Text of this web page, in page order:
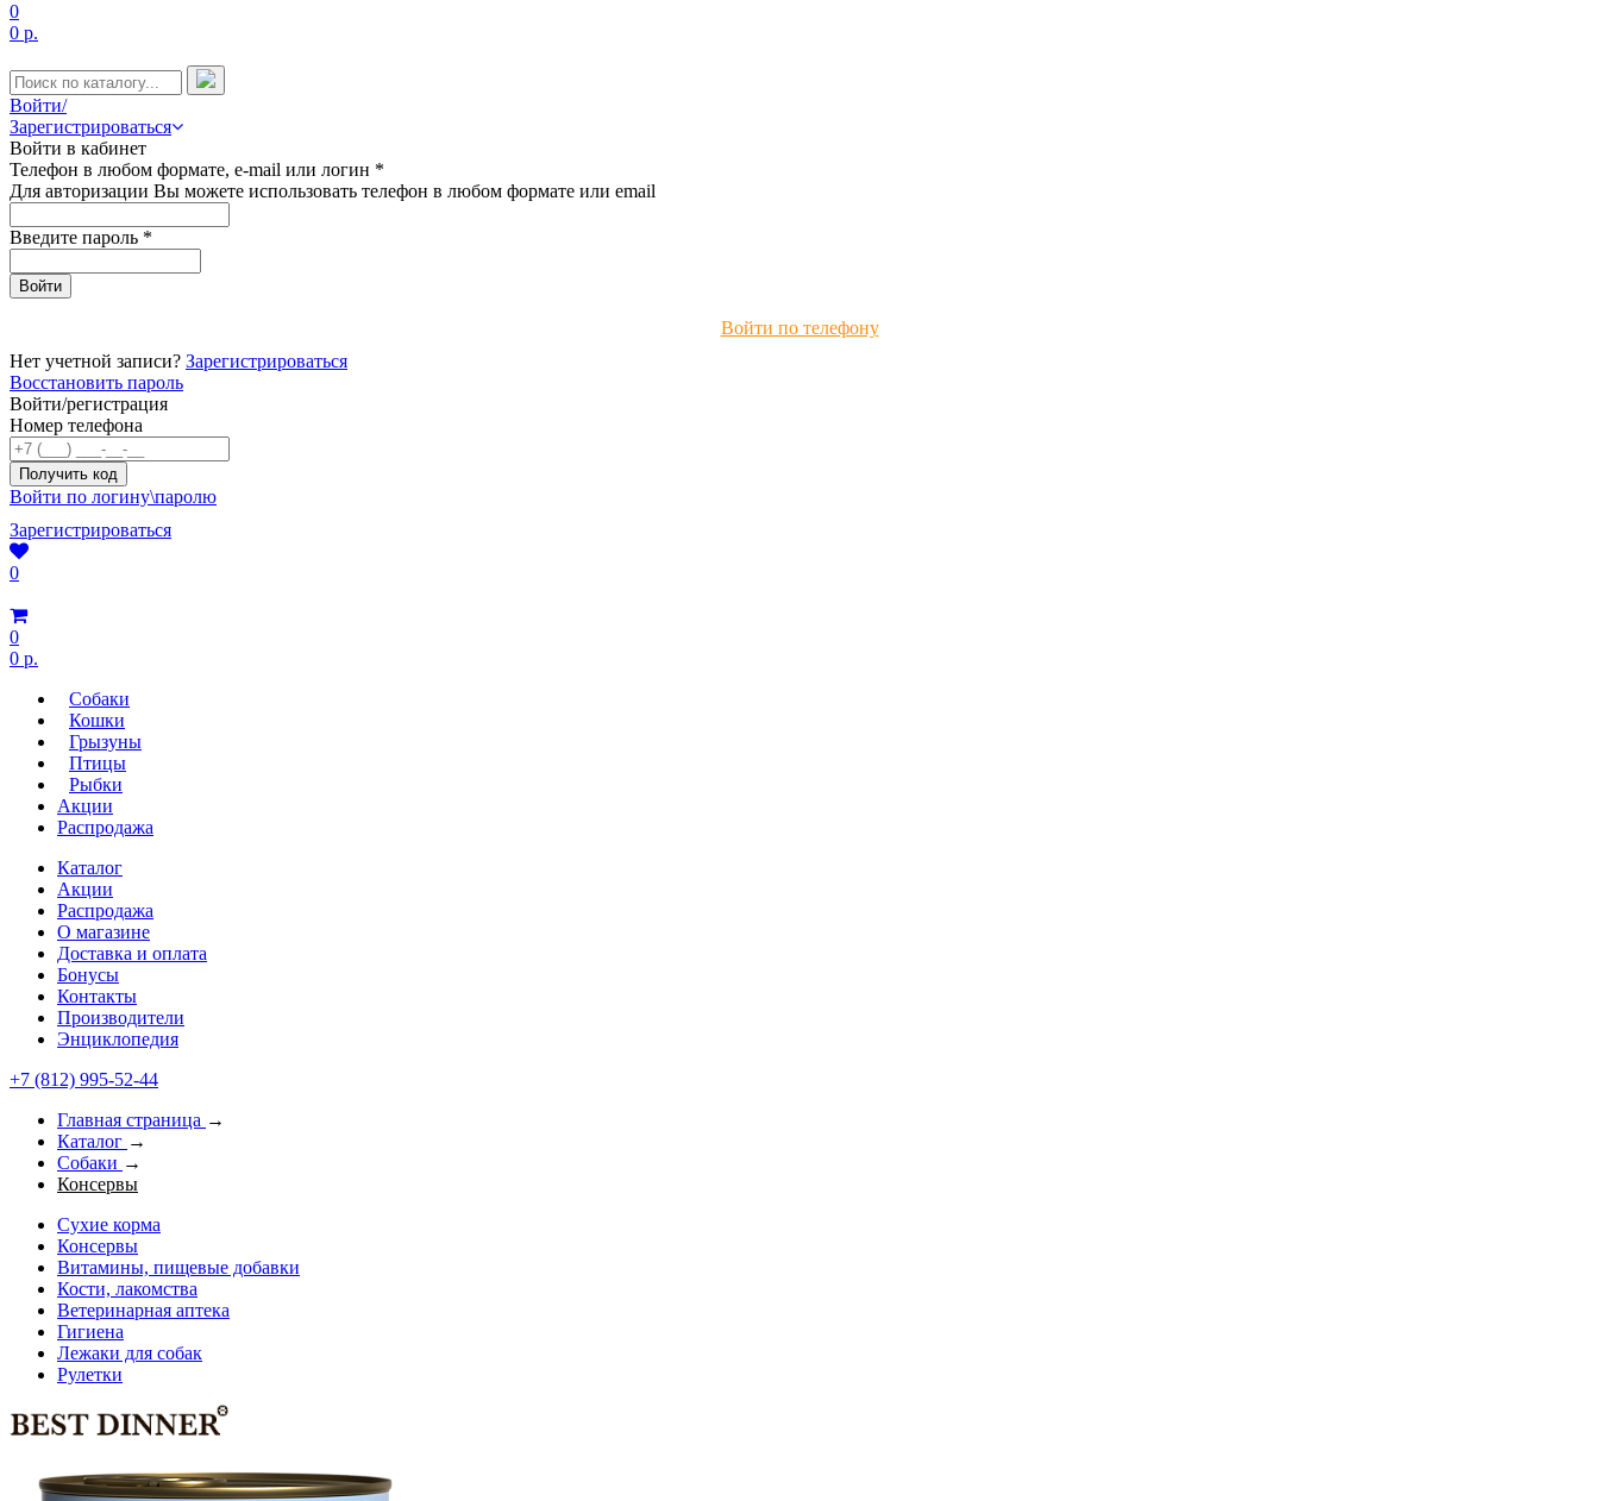
0
0 р.
Войти/
Зарегистрироваться
Войти в кабинет
Телефон в любом формате, e-mail или логин *
Для авторизации Вы можете использовать телефон в любом формате или email
Введите пароль *
Войти по телефону
Нет учетной записи? Зарегистрироваться
Восстановить пароль
Войти/регистрация
Номер телефона
Войти по логину\паролю
Зарегистрироваться
0
0
0 р.
Собаки
Кошки
Грызуны
Птицы
Рыбки
Акции
Распродажа
Каталог
Акции
Распродажа
О магазине
Доставка и оплата
Бонусы
Контакты
Производители
Энциклопедия
+7 (812) 995-52-44
Главная страница →
Каталог →
Собаки →
Консервы
Сухие корма
Консервы
Витамины, пищевые добавки
Кости, лакомства
Ветеринарная аптека
Гигиена
Лежаки для собак
Рулетки